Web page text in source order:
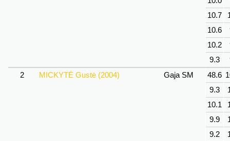
10.7
10.6
10.2
9.3
2
MICKYTĖ Gustė (2004) Gaja SM 48.6
9.3
10.1
9.9
9.2